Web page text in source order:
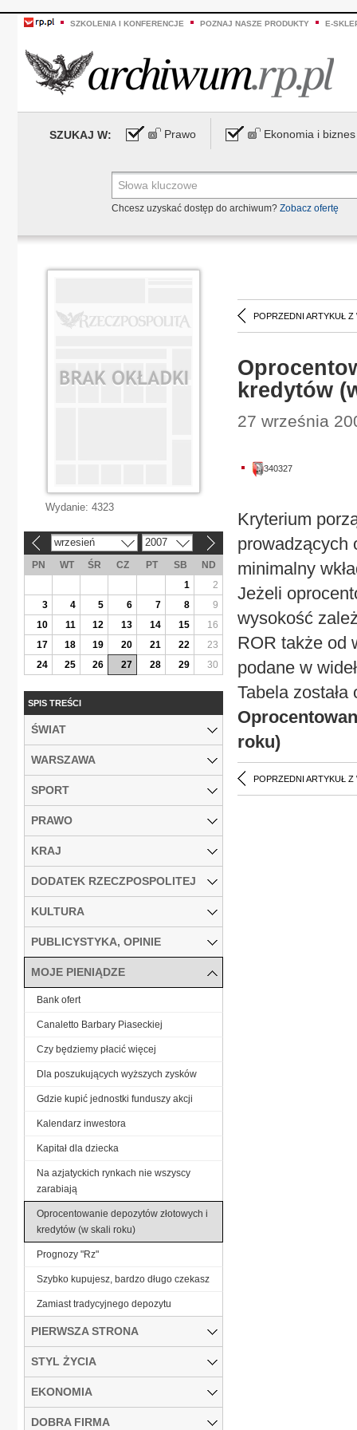
SZKOLENIA I KONFERENCJE POZNAJ NASZE PRODUKTY E-
SZUKAJ W: Prawo Ekonomia i biznes
Chcesz uzyskać dostęp do archiwum? Zobacz ofertę
POPRZEDNI ARTYKUŁ Z
kredytów
27 września
340327
Kryterium
prowadzących
minimalny
Jeżeli
wysokość
ROR także od
podane w
Tabela
roku)
POPRZEDNI ARTYKUŁ Z
Wydanie: 4323
wrzesień 2007
PN WT ŚR CZ PT SB
ND
1
2
3
4 5 6 7 8
9
10
11 12 13 14 15
16
17
18 19 20 21 22
23
24
25 26 27 28 29 30
SPIS TREŚCI
ŚWIAT
WARSZAWA
SPORT
PRAWO
KRAJ
DODATEK RZECZPOSPOLITEJ
KULTURA
PUBLICYSTYKA, OPINIE
MOJE PIENIĄDZE
Bank ofert
Canaletto Barbary Piaseckiej
Czy będziemy płacić więcej
Dla poszukujących wyższych zysków
Gdzie kupić jednostki funduszy akcji
Kalendarz inwestora
Kapitał dla dziecka
Na azjatyckich rynkach nie wszyscy
zarabiają
Oprocentowanie depozytów złotowych i
kredytów (w skali roku)
Prognozy "Rz"
Szybko kupujesz, bardzo długo czekasz
Zamiast tradycyjnego depozytu
PIERWSZA STRONA
STYL ŻYCIA
EKONOMIA
DOBRA FIRMA